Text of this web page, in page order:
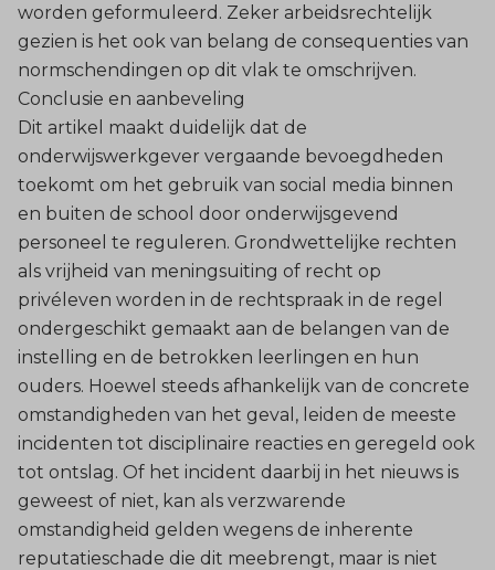
worden geformuleerd. Zeker arbeidsrechtelijk
gezien is het ook van belang de consequenties van
normschendingen op dit vlak te omschrijven.
Conclusie en aanbeveling
Dit artikel maakt duidelijk dat de
onderwijswerkgever vergaande bevoegdheden
toekomt om het gebruik van social media binnen
en buiten de school door onderwijsgevend
personeel te reguleren. Grondwettelijke rechten
als vrijheid van meningsuiting of recht op
privéleven worden in de rechtspraak in de regel
ondergeschikt gemaakt aan de belangen van de
instelling en de betrokken leerlingen en hun
ouders. Hoewel steeds afhankelijk van de concrete
omstandigheden van het geval, leiden de meeste
incidenten tot disciplinaire reacties en geregeld ook
tot ontslag. Of het incident daarbij in het nieuws is
geweest of niet, kan als verzwarende
omstandigheid gelden wegens de inherente
reputatieschade die dit meebrengt, maar is niet